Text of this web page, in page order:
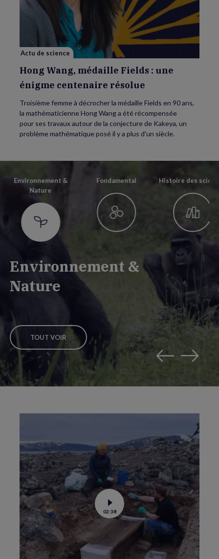
Wang,
médaille
Fields
une
énigme
centenaire
résolue
Actu de science
Hong Wang, médaille Fields : une
énigme centenaire résolue
Troisième femme à décrocher la médaille Fields en 90 ans,
la mathématicienne Hong Wang a été récompensée
pour ses travaux autour de la conjecture de Kakeya, un
problème mathématique posé il y a plus d'un siècle.
Environnement &
Nature
TOUT VOIR
Environnement &
Nature
Fondamental Histoire des
Voir
la
vidéo
grand
cimetière
02:38